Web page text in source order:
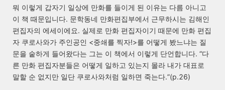
뭐 이렇게 갑자기 일상에 만화를 들이게 된 이유는 다름 아니고
이 책 때문입니다. 문학동네 만화편집부에서 근무하시는 김해인
편집자의 에세이에요. 실제로 만화 편집자이기 때문에 만화 편집
자 쿠로사와가 주인공인 <중쇄를 찍자!>를 어떻게 봤느냐는 질
문을 숱하게 들어왔다는 그는 이 책에서 이렇게 단언합니다. “다
른 만화 편집자분들은 어떻게 일하고 있는지 몰라 내가 대표로
말할 순 없지만 일단 쿠로사와처럼 일하면 죽는다.”(p.26)